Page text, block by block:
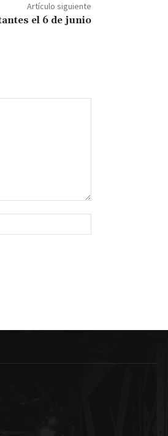
Artículo siguiente
el 6 de junio
web: